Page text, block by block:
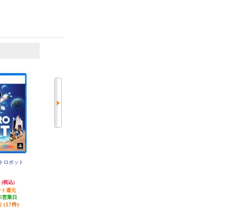
ロボット
(税込)
ト還元
5営業日
(17件)